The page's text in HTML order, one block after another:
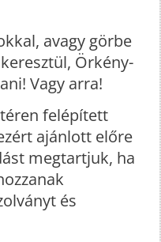
avagy görbe
Örkény-
Vagy arra!
felépített
ajánlott előre
megtartjuk, ha
és